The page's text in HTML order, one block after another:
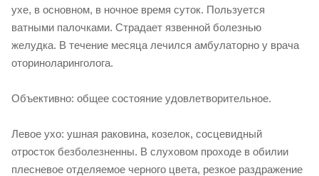
ухе, в основном, в ночное время суток. Пользуется
ватными палочками. Страдает язвенной болезнью
желудка. В течение месяца лечился амбулаторно у врача
оториноларинголога.
Объективно: общее состояние удовлетворительное.
Левое ухо: ушная раковина, козелок, сосцевидный
отросток безболезненны. В слуховом проходе в обилии
плесневое отделяемое черного цвета, резкое раздражение